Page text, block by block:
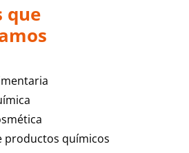
que
productos químicos